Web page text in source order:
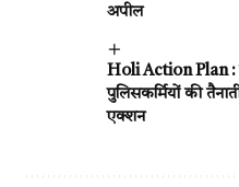
अपील
Holi Action Plan :
पुलिसकर्मियों की
एक्शन